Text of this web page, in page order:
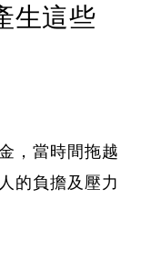
生這些
，當時間拖越
的負擔及壓力